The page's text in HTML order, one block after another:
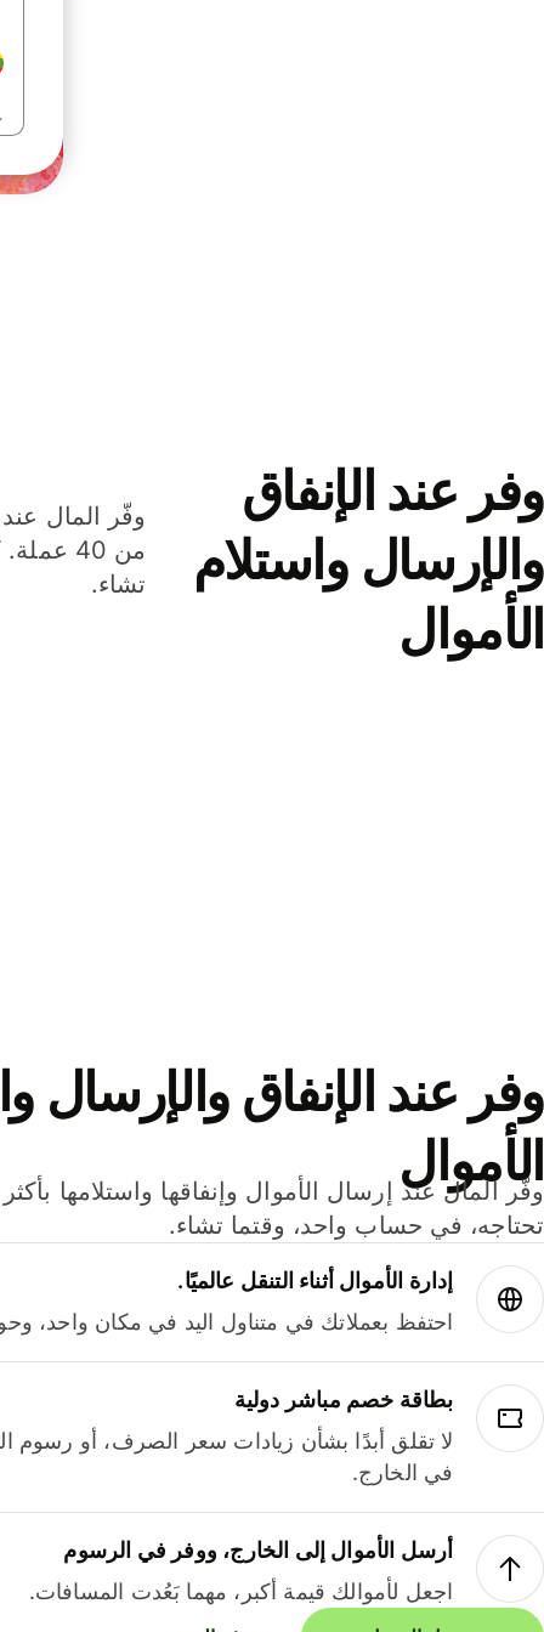
وفر عند الإنفاق
والإرسال واستلام
الأموال
وفّر المال عند
من 40
تشاء.
وفر عند الإنفاق والإرسال
الأموال
تحتاجه، في حساب واحد، وقتما تشاء.
إدارة الأموال أثناء التنقل عالميًا.
احتفظ بعملاتك في متناول اليد في مكان واحد،
بطاقة خصم مباشر دولية
لا تقلق أبدًا بشأن زيادات سعر الصرف، أو رسوم
في الخارج.
أرسل الأموال إلى الخارج، ووفر في الرسوم
اجعل لأموالك قيمة أكبر، مهما بَعُدت المسافات.